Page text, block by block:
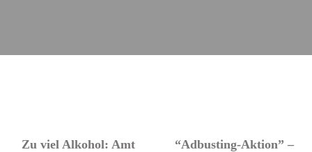
Zu viel Alkohol: Amt
“Adbusting-Aktion” –